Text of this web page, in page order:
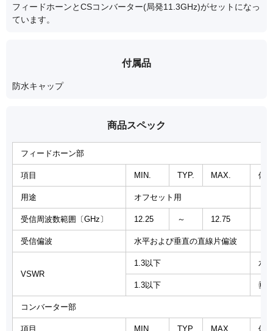
フィードホーンとCSコンバーター(局発11.3GHz)がセットになっ
ています。
付属品
防水キャップ
商品スペック
フィードホーン部
項目 MIN. TYP. MAX. 備
用途 オフセット用
受信周波数範囲〔GHz〕 12.25 ～ 12.75
受信偏波 水平および垂直の直線片偏波
VSWR
1.3以下 水
1.3以下 垂
コンバーター部
項目 MIN. TYP. MAX. 備